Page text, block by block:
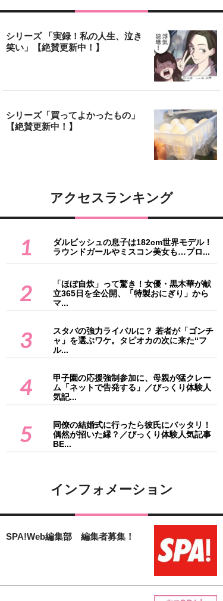
シリーズ 「実録！私の人生、泣き
笑い」【絶賛更新中！】
シリーズ「買ってよかったもの」
【絶賛更新中！】
アクセスランキング
1
ダルビッシュの息子は182cm世界モデル！
ラウンドガールやミスコン美女も…プロ...
2
「ほぼ自炊」って驚き！女優・黒木華が献
立365日を全公開、「特製おにぎり」から
マ...
3
スタバの強力ライバルに？ 若者が「ゴンチ
ャ」を選ぶワケ。タピオカの次に来た“フ
ル...
4
甲子園の応援強制参加に、母親が猛クレー
ム「ネットで告発する」／びっくり体験人
気記...
5
同僚の結婚式に行ったら彼氏にバッタリ！
偶然が招いた縁？／びっくり体験人気記事
BE...
インフォメーション
SPA!Web編集部 編集者募集！